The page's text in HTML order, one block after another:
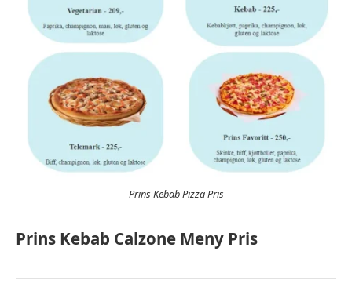
Prins Kebab Pizza Pris
Prins Kebab Calzone Meny Pris